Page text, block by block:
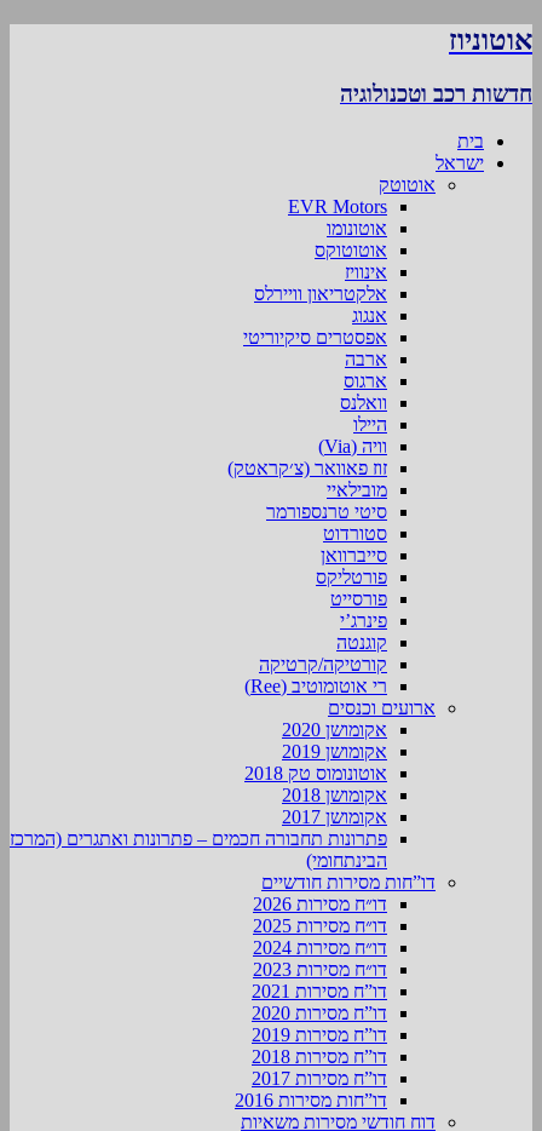
אוטוניוז
חדשות רכב וטכנולוגיה
בית
ישראל
אוטוטק
EVR Motors
אוטונומו
אוטוטוקס
אינוויז
אלקטריאון וויירלס
אנגוג
אפסטרים סיקיוריטי
ארבה
ארגוס
וואלנס
היילו
וויה (Via)
זוז פאוואר (צ׳קראטק)
מובילאיי
סיטי טרנספורמר
סטורדוט
סייברוואן
פורטליקס
פורסייט
פינרג’י
קוגנטה
קורטיקה/קרטיקה
רי אוטומוטיב (Ree)
ארועים וכנסים
אקומושן 2020
אקומושן 2019
אוטונומוס טק 2018
אקומושן 2018
אקומושן 2017
פתרונות תחבורה חכמים – פתרונות ואתגרים (המרכז
הבינתחומי)
דו”חות מסירות חודשיים
דו״ח מסירות 2026
דו״ח מסירות 2025
דו״ח מסירות 2024
דו״ח מסירות 2023
דו”ח מסירות 2021
דו”ח מסירות 2020
דו”ח מסירות 2019
דו”ח מסירות 2018
דו”ח מסירות 2017
דו”חות מסירות 2016
דוח חודשי מסירות משאיות